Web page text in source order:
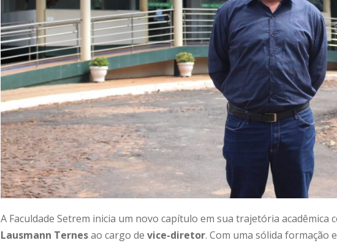
A Faculdade Setrem inicia um novo capítulo em sua trajetória acadêmica
Lausmann Ternesao cargo de vice-diretor. Com uma sólida formação